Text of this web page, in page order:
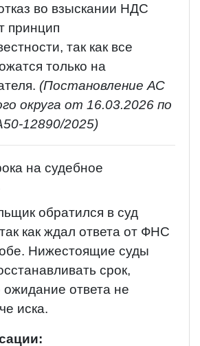
во взыскании НДС
принцип
так как все
только на
(Постановление АС
округа от 16.03.2026 по
12890/2025)
на судебное
обратился в суд
как ждал ответа от ФНС
Нижестоящие суды
срок,
ожидание ответа не
иска.